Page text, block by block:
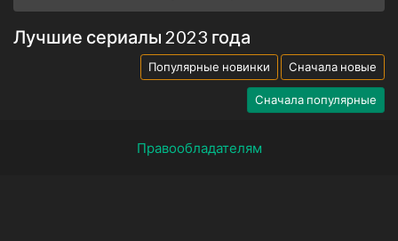
Лучшие сериалы 2023 года
Популярные новинки Сначала новые
Сначала популярные
Правообладателям